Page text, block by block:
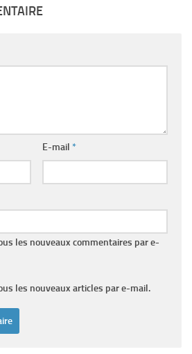
E-mail *
les nouveaux commentaires par e-
les nouveaux articles par e-mail.